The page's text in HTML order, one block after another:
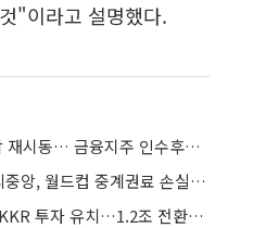
"이라고 설명했다.
JKL파트너스, 롯데손보 매각 재시동… 금융지주 인수후보 물망
왕사남 투자에도…“콘텐트리중앙, 월드컵 중계권료 손실 최대 700억원”
삼성SDS, 글로벌 투자기업 KKR 투자 유치…1.2조 전환사채 발행